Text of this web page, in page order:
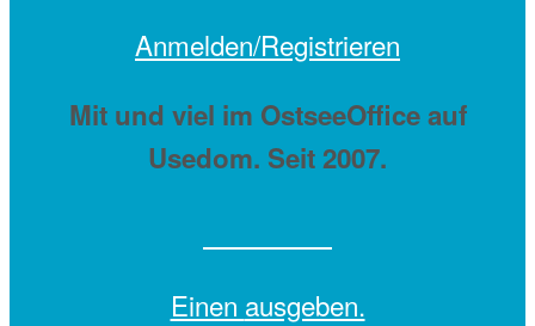
Anmelden/Registrieren
Mit und viel im OstseeOffice auf
Usedom. Seit 2007.
Einen ausgeben.